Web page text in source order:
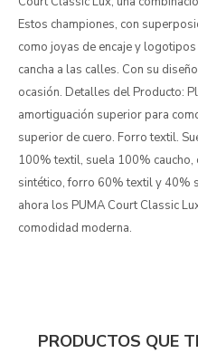
Estos championes, con
como joyas de encaje y
cancha a las calles. Con su
ocasión. Detalles del Producto:
amortiguación superior para
superior de cuero. Forro textil.
100% textil, suela 100%
sintético, forro 60% textil y 40%
ahora los PUMA Court Classic
comodidad moderna.
PRODUCTOS QUE